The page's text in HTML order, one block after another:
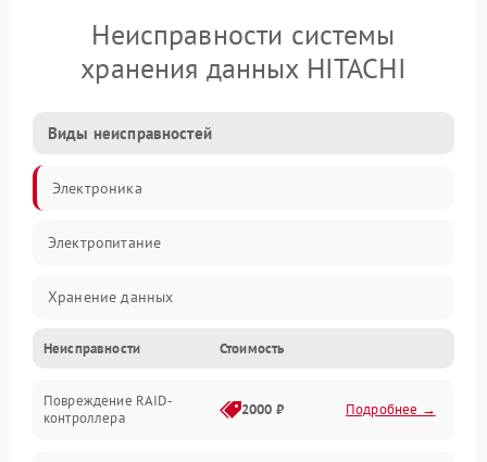
Неисправности системы
хранения данных HITACHI
Виды неисправностей
Электроника
Электропитание
Хранение данных
Механика
Корпус/Герметичность
Неисправности Стоимость
Повреждение RAID-
контроллера
2000 ₽ Подробнее →